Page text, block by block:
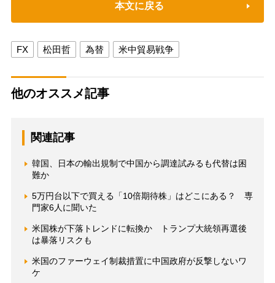
本文に戻る
FX 松田哲 為替 米中貿易戦争
他のオススメ記事
関連記事
韓国、日本の輸出規制で中国から調達試みるも代替は困
難か
5万円台以下で買える「10倍期待株」はどこにある？ 専
門家6人に聞いた
米国株が下落トレンドに転換か トランプ大統領再選後
は暴落リスクも
米国のファーウェイ制裁措置に中国政府が反撃しないワ
ケ